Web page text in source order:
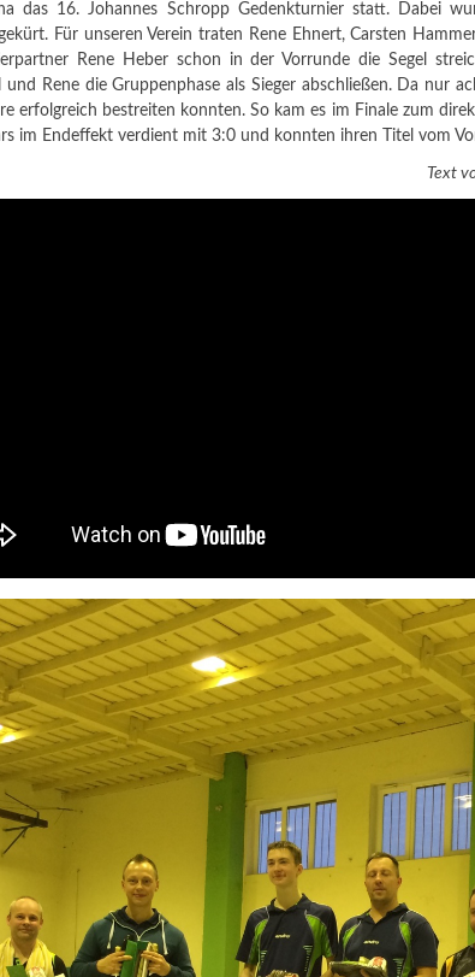
das 16. Johannes Schropp Gedenkturnier statt. Dabei
Für unseren Verein traten Rene Ehnert, Carsten
Rene Heber schon in der Vorrunde die Segel
Rene die Gruppenphase als Sieger abschließen. Da nur
erfolgreich bestreiten konnten. So kam es im Finale zum
im Endeffekt verdient mit 3:0 und konnten ihren Titel vom
Text